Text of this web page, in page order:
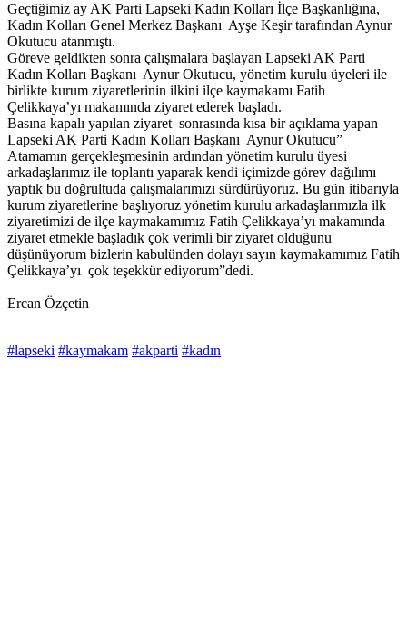
Geçtiğimiz ay AK Parti Lapseki Kadın Kolları İlçe Başkanlığına,
Kadın Kolları Genel Merkez Başkanı Ayşe Keşir tarafından Aynur
Okutucu atanmıştı.
Göreve geldikten sonra çalışmalara başlayan Lapseki AK Parti
Kadın Kolları Başkanı Aynur Okutucu, yönetim kurulu üyeleri ile
birlikte kurum ziyaretlerinin ilkini ilçe kaymakamı Fatih
Çelikkaya’yı makamında ziyaret ederek başladı.
Basına kapalı yapılan ziyaret sonrasında kısa bir açıklama yapan
Lapseki AK Parti Kadın Kolları Başkanı Aynur Okutucu”
Atamamın gerçekleşmesinin ardından yönetim kurulu üyesi
arkadaşlarımız ile toplantı yaparak kendi içimizde görev dağılımı
yaptık bu doğrultuda çalışmalarımızı sürdürüyoruz. Bu gün itibarıyla
kurum ziyaretlerine başlıyoruz yönetim kurulu arkadaşlarımızla ilk
ziyaretimizi de ilçe kaymakamımız Fatih Çelikkaya’yı makamında
ziyaret etmekle başladık çok verimli bir ziyaret olduğunu
düşünüyorum bizlerin kabulünden dolayı sayın kaymakamımız Fatih
Çelikkaya’yı çok teşekkür ediyorum”dedi.
Ercan Özçetin
#lapseki #kaymakam #akparti #kadın